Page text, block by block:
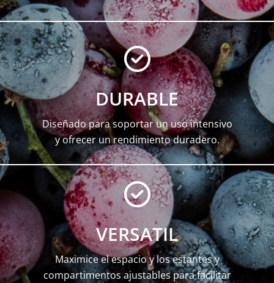
DURABLE
Diseñado para soportar un uso intensivo
y ofrecer un rendimiento duradero.
VERSATIL
Maximice el espacio y los estantes y
compartimentos ajustables para facilitar